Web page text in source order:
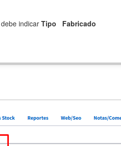
indicar Tipo Fabricado